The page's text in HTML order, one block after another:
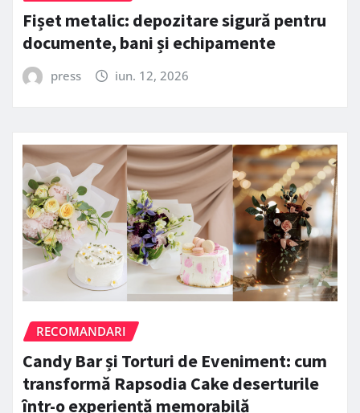
Fișet metalic: depozitare sigură pentru
documente, bani și echipamente
press iun. 12, 2026
RECOMANDARI
Candy Bar și Torturi de Eveniment: cum
transformă Rapsodia Cake deserturile
într-o experiență memorabilă